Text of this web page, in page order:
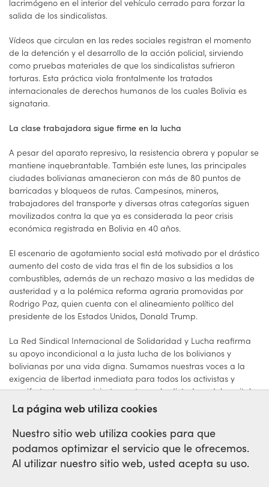
lacrimógeno en el interior del vehículo cerrado para forzar la
salida de los sindicalistas.
Vídeos que circulan en las redes sociales registran el momento
de la detención y el desarrollo de la acción policial, sirviendo
como pruebas materiales de que los sindicalistas sufrieron
torturas. Esta práctica viola frontalmente los tratados
internacionales de derechos humanos de los cuales Bolivia es
signataria.
La clase trabajadora sigue firme en la lucha
A pesar del aparato represivo, la resistencia obrera y popular se
mantiene inquebrantable. También este lunes, las principales
ciudades bolivianas amanecieron con más de 80 puntos de
barricadas y bloqueos de rutas. Campesinos, mineros,
trabajadores del transporte y diversas otras categorías siguen
movilizados contra la que ya es considerada la peor crisis
económica registrada en Bolivia en 40 años.
El escenario de agotamiento social está motivado por el drástico
aumento del costo de vida tras el fin de los subsidios a los
combustibles, además de un rechazo masivo a las medidas de
austeridad y a la polémica reforma agraria promovidas por
Rodrigo Paz, quien cuenta con el alineamiento político del
presidente de los Estados Unidos, Donald Trump.
La Red Sindical Internacional de Solidaridad y Lucha reafirma
su apoyo incondicional a la justa lucha de los bolivianos y
bolivianas por una vida digna. Sumamos nuestras voces a la
exigencia de libertad inmediata para todos los activistas y
manifestantes presos injustamente por la dictadura del capital.
Red Sindical Internacional
La página web utiliza cookies
Nuestro sitio web utiliza cookies para que
podamos optimizar el servicio que le ofrecemos.
Al utilizar nuestro sitio web, usted acepta su uso.